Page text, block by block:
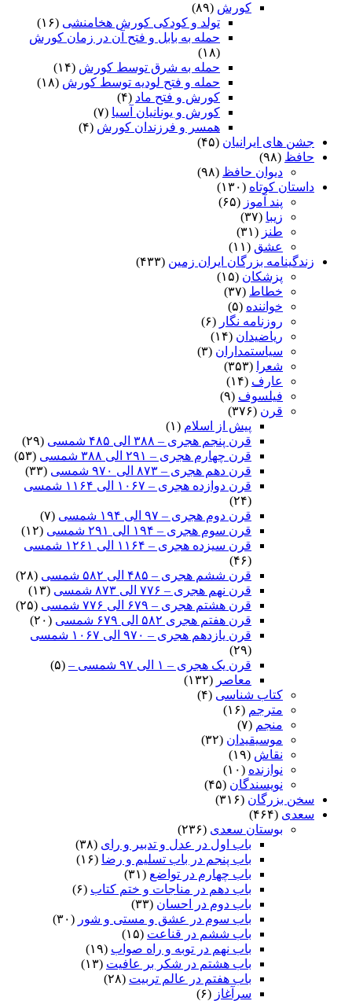
کورش (۸۹)
تولد و کودکی کورش هخامنشی (۱۶)
حمله به بابل و فتح آن در زمان کورش
(۱۸)
حمله به شرق توسط کورش (۱۴)
حمله و فتح لودیه توسط کورش (۱۸)
کورش و فتح ماد (۴)
کورش و یونانیان آسیا (۷)
همسر و فرزندان کورش (۴)
جشن های ایرانیان (۴۵)
حافظ (۹۸)
دیوان حافظ (۹۸)
داستان کوتاه (۱۳۰)
پند آموز (۶۵)
زیبا (۳۷)
طنز (۳۱)
عشق (۱۱)
زندگینامه بزرگان ایران زمین (۴۳۳)
پزشکان (۱۵)
خطاط (۳۷)
خواننده (۵)
روزنامه نگار (۶)
ریاضیدان (۱۴)
سیاستمداران (۳)
شعرا
(۳۵۳)
عارف (۱۴)
فیلسوف (۹)
قرن (۳۷۶)
پیش از اسلام (۱)
قرن پنجم هجری – ۳۸۸ الی ۴۸۵ شمسی
(۲۹)
قرن چهارم هجری – ۲۹۱ الی ۳۸۸ شمسی
(۵۳)
قرن دهم هجری – ۸۷۳ الی ۹۷۰ شمسی
(۳۳)
قرن دوازده هجری – ۱۰۶۷ الی ۱۱۶۴ شمسی
(۲۴)
قرن دوم هجری – ۹۷ الی ۱۹۴ شمسی
(۷)
قرن سوم هجری – ۱۹۴ الی ۲۹۱ شمسی
(۱۲)
قرن سیزده هجری – ۱۱۶۴ الی ۱۲۶۱ شمسی
(۴۶)
قرن ششم هجری – ۴۸۵ الی ۵۸۲ شمسی
(۲۸)
قرن نهم هجری – ۷۷۶ الی ۸۷۳ شمسی
(۱۳)
قرن هشتم هجری – ۶۷۹ الی ۷۷۶ شمسی
(۲۵)
قرن هفتم هجری ۵۸۲ الی ۶۷۹ شمسی
(۲۰)
قرن یازدهم هجری – ۹۷۰ الی ۱۰۶۷ شمسی
(۲۹)
قرن یک هجری – ۱ الی ۹۷ شمسی –
(۵)
معاصر (۱۳۲)
کتاب شناسی (۴)
مترجم (۱۶)
منجم (۷)
موسیقیدان (۳۲)
نقاش (۱۹)
نوازنده (۱۰)
نویسندگان (۴۵)
سخن بزرگان (۳۱۶)
سعدی (۴۶۴)
بوستان سعدی (۲۳۶)
باب اول در عدل و تدبیر و رای (۳۸)
باب پنجم در باب تسلیم و رضا (۱۶)
باب چهارم در تواضع (۳۱)
باب دهم در مناجات و ختم کتاب (۶)
باب دوم در احسان (۳۳)
باب سوم در عشق و مستی و شور (۳۰)
باب ششم در قناعت (۱۵)
باب نهم در توبه و راه صواب (۱۹)
باب هشتم در شکر بر عافیت (۱۳)
باب هفتم در عالم تربیت (۲۸)
سرآغاز (۶)